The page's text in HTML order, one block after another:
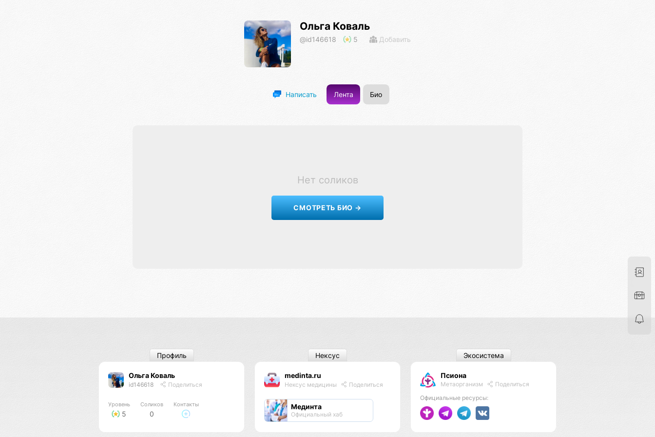
Ольга Коваль
@id146618 5 Добавить
Написать Лента Био
Нет соликов
СМОТРЕТЬ БИО →
Ольга Коваль
id146618 Поделиться
Уровень
5
Соликов
0
Контакты
Профиль
medinta.ru
Нексус медицины Поделиться
Мединта
Официальный хаб
Нексус
Псиона
Метаорганизм
Поделиться
Официальные ресурсы:
Экосистема